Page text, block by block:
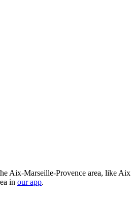
Marseille-Provence area, like Aix
in our app.